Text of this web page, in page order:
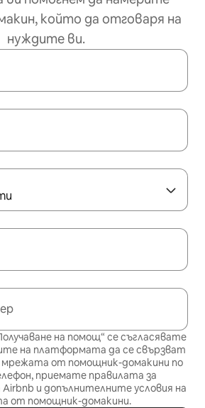
който да отговаря на
нуждите ви.
на помощ“ се съгласявате
на платформата да се свързват
мрежата от помощник-домакини по
приемате правилата за
Airbnb и допълнителните условия на
от помощник-домакини.